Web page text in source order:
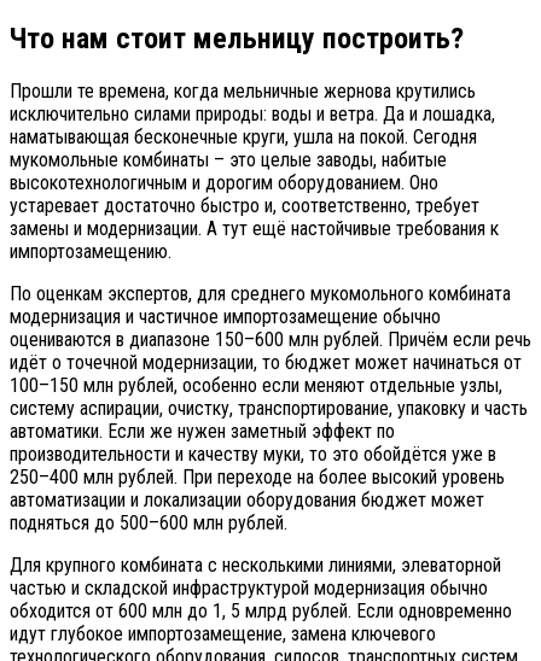
Что нам стоит мельницу построить?
Прошли те времена, когда мельничные жернова крутились
исключительно силами природы: воды и ветра. Да и лошадка,
наматывающая бесконечные круги, ушла на покой. Сегодня
мукомольные комбинаты – это целые заводы, набитые
высокотехнологичным и дорогим оборудованием. Оно
устаревает достаточно быстро и, соответственно, требует
замены и модернизации. А тут ещё настойчивые требования к
импортозамещению.
По оценкам экспертов, для среднего мукомольного комбината
модернизация и частичное импортозамещение обычно
оцениваются в диапазоне 150–600 млн рублей. Причём если речь
идёт о точечной модернизации, то бюджет может начинаться от
100–150 млн рублей, особенно если меняют отдельные узлы,
систему аспирации, очистку, транспортирование, упаковку и часть
автоматики. Если же нужен заметный эффект по
производительности и качеству муки, то это обойдётся уже в
250–400 млн рублей. При переходе на более высокий уровень
автоматизации и локализации оборудования бюджет может
подняться до 500–600 млн рублей.
Для крупного комбината с несколькими линиями, элеваторной
частью и складской инфраструктурой модернизация обычно
обходится от 600 млн до 1, 5 млрд рублей. Если одновременно
идут глубокое импортозамещение, замена ключевого